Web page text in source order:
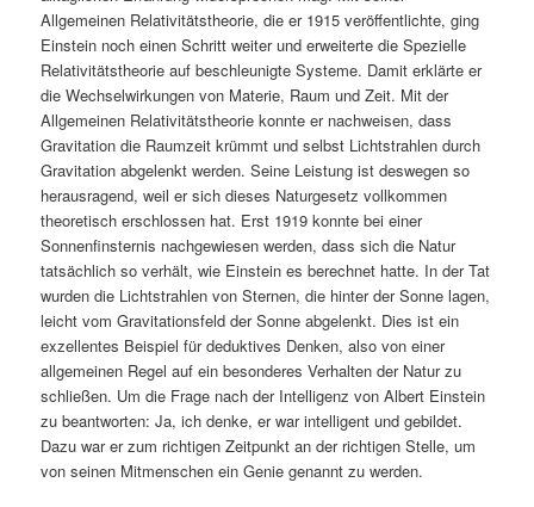
Allgemeinen Relativitätstheorie, die er 1915 veröffentlichte, ging
Einstein noch einen Schritt weiter und erweiterte die Spezielle
Relativitätstheorie auf beschleunigte Systeme. Damit erklärte er
die Wechselwirkungen von Materie, Raum und Zeit. Mit der
Allgemeinen Relativitätstheorie konnte er nachweisen, dass
Gravitation die Raumzeit krümmt und selbst Lichtstrahlen durch
Gravitation abgelenkt werden. Seine Leistung ist deswegen so
herausragend, weil er sich dieses Naturgesetz vollkommen
theoretisch erschlossen hat. Erst 1919 konnte bei einer
Sonnenfinsternis nachgewiesen werden, dass sich die Natur
tatsächlich so verhält, wie Einstein es berechnet hatte. In der Tat
wurden die Lichtstrahlen von Sternen, die hinter der Sonne lagen,
leicht vom Gravitationsfeld der Sonne abgelenkt. Dies ist ein
exzellentes Beispiel für deduktives Denken, also von einer
allgemeinen Regel auf ein besonderes Verhalten der Natur zu
schließen. Um die Frage nach der Intelligenz von Albert Einstein
zu beantworten: Ja, ich denke, er war intelligent und gebildet.
Dazu war er zum richtigen Zeitpunkt an der richtigen Stelle, um
von seinen Mitmenschen ein Genie genannt zu werden.